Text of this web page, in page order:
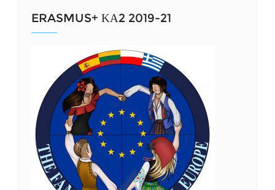
ERASMUS+ ΚΑ2 2019-21